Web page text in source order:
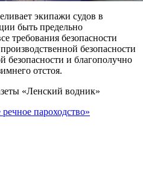
экипажи судов в
быть предельно
требования безопасности
безопасности
безопасности и благополучно
отстоя.
«Ленский водник»
пароходство»